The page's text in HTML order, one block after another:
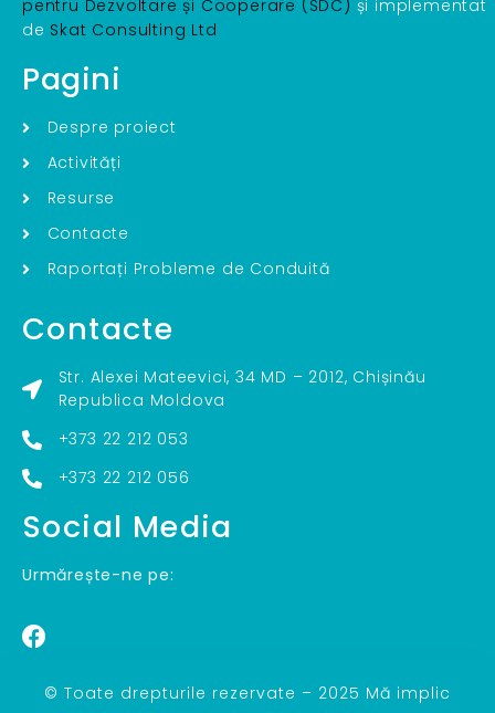
pentru Dezvoltare și Cooperare (SDC) și implementat
de Skat Consulting Ltd
Pagini
Despre proiect
Activități
Resurse
Contacte
Raportați Probleme de Conduită
Contacte
Str. Alexei Mateevici, 34 MD – 2012, Chișinău
Republica Moldova
+373 22 212 053
+373 22 212 056
Social Media
Urmărește-ne pe:
© Toate drepturile rezervate – 2025 Mă implic